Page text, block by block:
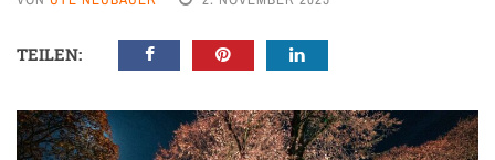
TEILEN: